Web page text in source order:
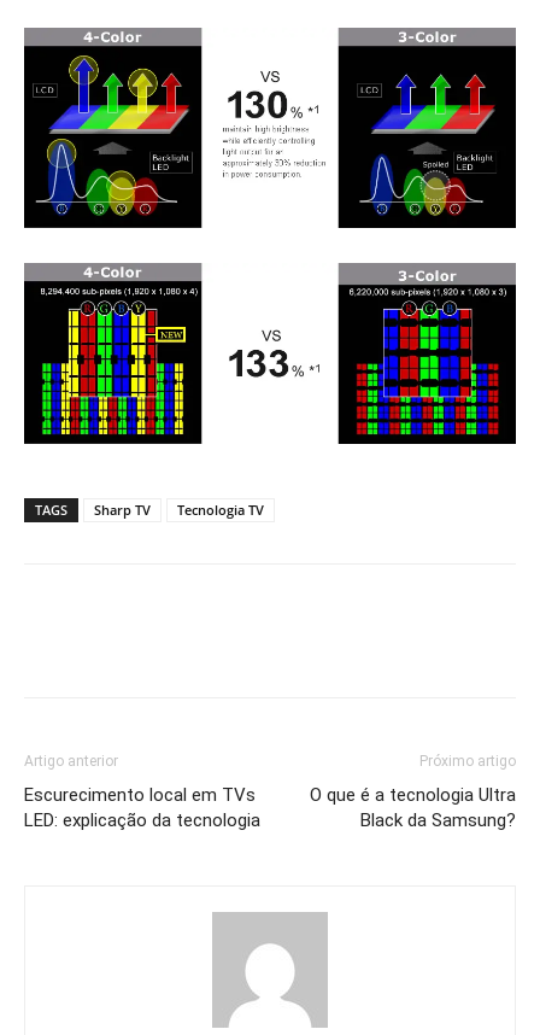
TAGS Sharp TV Tecnologia TV
Artigo anterior
Escurecimento local em TVs
LED: explicação da tecnologia
Próximo artigo
O que é a tecnologia Ultra
Black da Samsung?